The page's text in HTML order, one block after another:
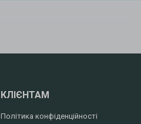
КЛІЄНТАМ
Політика конфіденційності